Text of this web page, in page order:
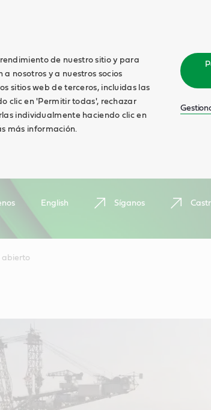
de nuestro sitio y para
nosotros y a nuestros socios
sitios web de terceros, incluidas las
clic en 'Permitir todas', rechazar
individualmente haciendo clic en
más información.
English Síganos
abierto